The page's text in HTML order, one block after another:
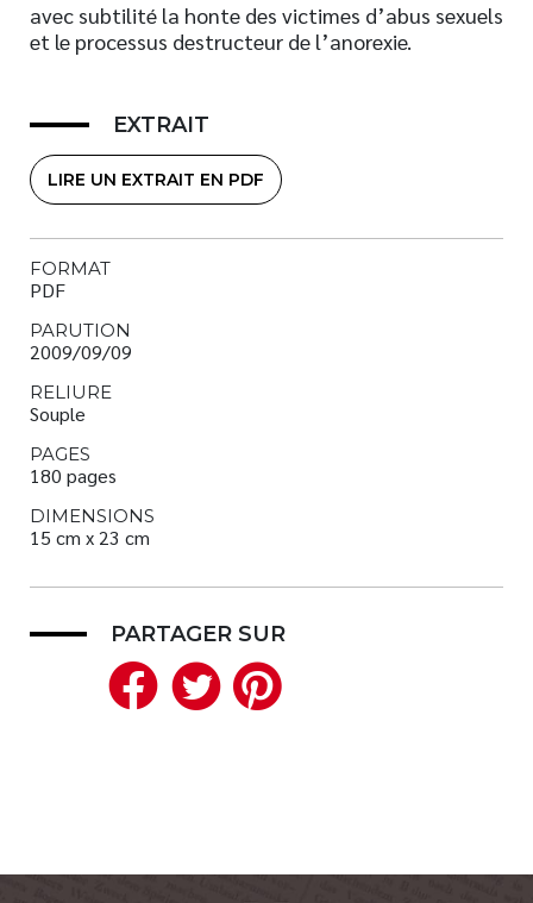
avec subtilité la honte des victimes d’abus sexuels
et le processus destructeur de l’anorexie.
EXTRAIT
LIRE UN EXTRAIT EN PDF
FORMAT
PDF
PARUTION
2009/09/09
RELIURE
Souple
PAGES
180 pages
DIMENSIONS
15 cm x 23 cm
PARTAGER SUR
Facebook
Twitter